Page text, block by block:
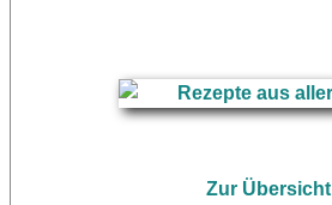
Zur Übersicht